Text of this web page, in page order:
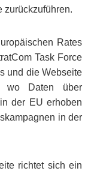
zurückzuführen.
Rates
Task Force
und die Webseite
wo Daten über
der EU erhoben
in der
richtet sich ein